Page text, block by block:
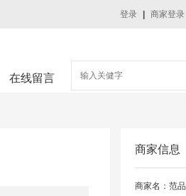
登录 商家登录
在线留言
商家信息
商家名：范